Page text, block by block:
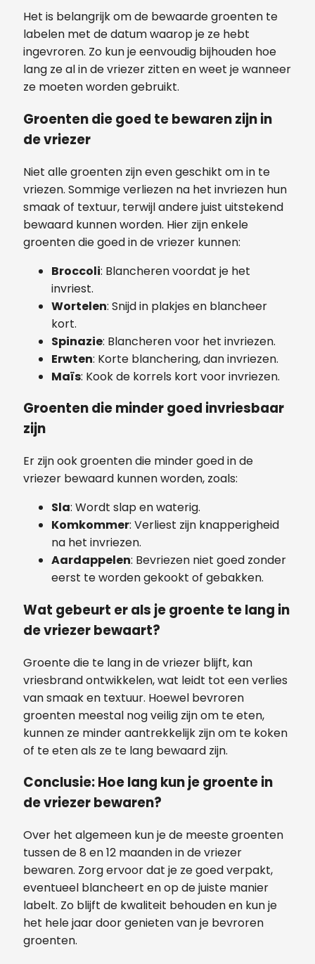
Het is belangrijk om de bewaarde groenten te
labelen met de datum waarop je ze hebt
ingevroren. Zo kun je eenvoudig bijhouden hoe
lang ze al in de vriezer zitten en weet je wanneer
ze moeten worden gebruikt.
Groenten die goed te bewaren zijn in
de vriezer
Niet alle groenten zijn even geschikt om in te
vriezen. Sommige verliezen na het invriezen hun
smaak of textuur, terwijl andere juist uitstekend
bewaard kunnen worden. Hier zijn enkele
groenten die goed in de vriezer kunnen:
Broccoli: Blancheren voordat je het
invriest.
Wortelen: Snijd in plakjes en blancheer
kort.
Spinazie: Blancheren voor het invriezen.
Erwten: Korte blanchering, dan invriezen.
Maïs: Kook de korrels kort voor invriezen.
Groenten die minder goed invriesbaar
zijn
Er zijn ook groenten die minder goed in de
vriezer bewaard kunnen worden, zoals:
Sla: Wordt slap en waterig.
Komkommer: Verliest zijn knapperigheid
na het invriezen.
Aardappelen: Bevriezen niet goed zonder
eerst te worden gekookt of gebakken.
Wat gebeurt er als je groente te lang in
de vriezer bewaart?
Groente die te lang in de vriezer blijft, kan
vriesbrand ontwikkelen, wat leidt tot een verlies
van smaak en textuur. Hoewel bevroren
groenten meestal nog veilig zijn om te eten,
kunnen ze minder aantrekkelijk zijn om te koken
of te eten als ze te lang bewaard zijn.
Conclusie: Hoe lang kun je groente in
de vriezer bewaren?
Over het algemeen kun je de meeste groenten
tussen de 8 en 12 maanden in de vriezer
bewaren. Zorg ervoor dat je ze goed verpakt,
eventueel blancheert en op de juiste manier
labelt. Zo blijft de kwaliteit behouden en kun je
het hele jaar door genieten van je bevroren
groenten.